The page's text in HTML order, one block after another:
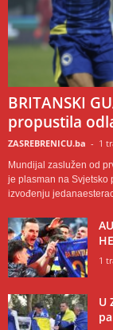
BRITANSKI
propustila
ZASREBRENICU.ba - 1
Mundijal zaslužen od
je plasman na Svjetsko
izvođenju
1
U